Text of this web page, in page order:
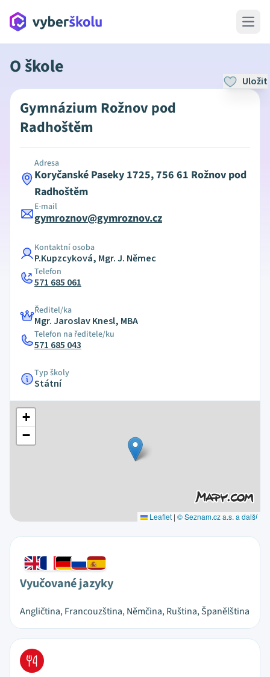
Open
O škole
Uložit
Gymnázium Rožnov pod
Radhoštěm
Adresa
Koryčanské Paseky 1725, 756 61 Rožnov pod
Radhoštěm
E-mail
gymroznov@gymroznov.cz
Kontaktní osoba
P.Kupzcyková, Mgr. J. Němec
Telefon
571 685 061
Ředitel/ka
Mgr. Jaroslav Knesl, MBA
Telefon na ředitele/ku
571 685 043
Typ školy
Státní
+
−
Leaflet | © Seznam.cz a.s. a další
Vyučované jazyky
Angličtina, Francouzština, Němčina, Ruština, Španělština